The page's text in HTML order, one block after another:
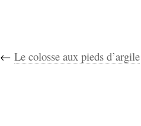
← Le colosse aux pieds d’argile